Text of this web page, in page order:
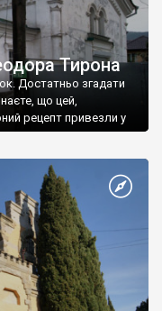
Тирона
Достатньо згадати
що цей,
рецепт привезли у